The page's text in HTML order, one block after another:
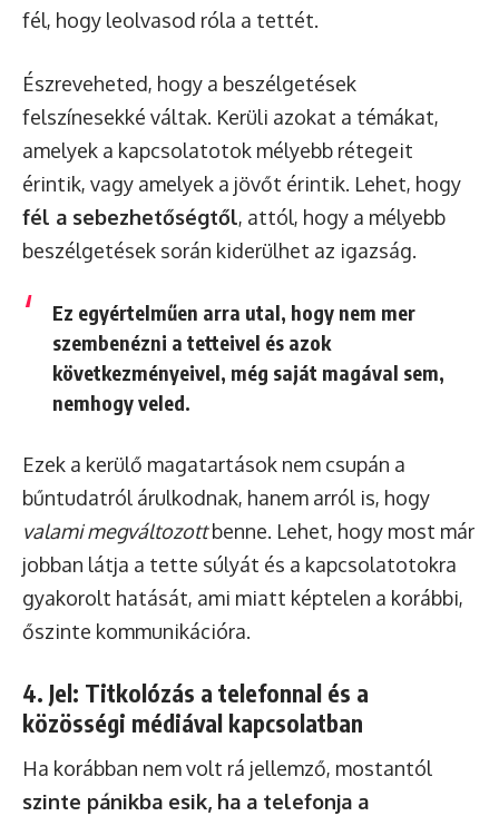
fél, hogy leolvasod róla a tettét.
Észreveheted, hogy a beszélgetések
felszínesekké váltak. Kerüli azokat a témákat,
amelyek a kapcsolatotok mélyebb rétegeit
érintik, vagy amelyek a jövőt érintik. Lehet, hogy
fél a sebezhetőségtől, attól, hogy a mélyebb
beszélgetések során kiderülhet az igazság.
Ez egyértelműen arra utal, hogy nem mer
szembenézni a tetteivel és azok
következményeivel, még saját magával sem,
nemhogy veled.
Ezek a kerülő magatartások nem csupán a
bűntudatról árulkodnak, hanem arról is, hogy
valami megváltozottbenne. Lehet, hogy most már
jobban látja a tette súlyát és a kapcsolatotokra
gyakorolt hatását, ami miatt képtelen a korábbi,
őszinte kommunikációra.
4. Jel: Titkolózás a telefonnal és a
közösségi médiával kapcsolatban
Ha korábban nem volt rá jellemző, mostantól
szinte pánikba esik, ha a telefonja a